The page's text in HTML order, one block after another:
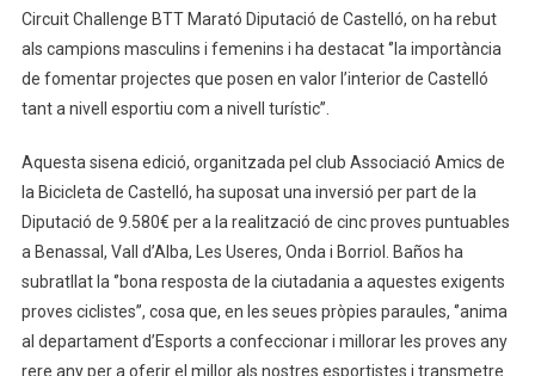
Circuit Challenge BTT Marató Diputació de Castelló, on ha rebut
als campions masculins i femenins i ha destacat ‘’la importància
de fomentar projectes que posen en valor l’interior de Castelló
tant a nivell esportiu com a nivell turístic’’.
Aquesta sisena edició, organitzada pel club Associació Amics de
la Bicicleta de Castelló, ha suposat una inversió per part de la
Diputació de 9.580€ per a la realització de cinc proves puntuables
a Benassal, Vall d’Alba, Les Useres, Onda i Borriol. Baños ha
subratllat la ‘’bona resposta de la ciutadania a aquestes exigents
proves ciclistes’’, cosa que, en les seues pròpies paraules, ‘’anima
al departament d’Esports a confeccionar i millorar les proves any
rere any per a oferir el millor als nostres esportistes i transmetre